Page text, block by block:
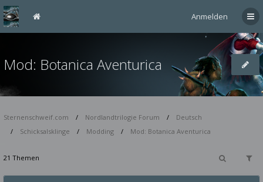
Anmelden
Mod: Botanica Aventurica
Sternenschweif.com Nordlandtrilogie Forum
Deutsch
Schicksalsklinge
Modding Mod: Botanica Aventurica
21 Themen